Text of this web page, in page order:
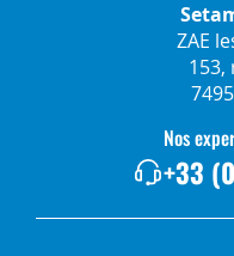
ZAE
153,
Nos
+33